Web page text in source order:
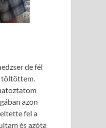
de fél
töltöttem.
azon
fel a
és azóta